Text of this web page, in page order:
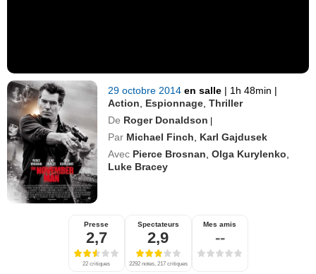
29 octobre 2014en salle | 1h 48min |
Action
Espionnage ,Thriller
De Roger Donaldson |
Par Michael Finch
Karl Gajdusek
Avec Pierce Brosnan ,Olga Kurylenko
Luke Bracey
Presse
2,7
22 critiques
Spectateurs
2,9
2292 notes, 217 critiques
Mes amis
--